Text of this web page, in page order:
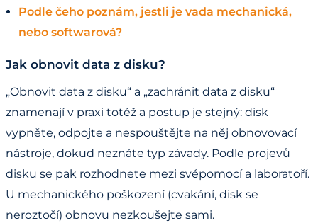
Podle čeho poznám, jestli je vada mechanická,
nebo softwarová?
Jak obnovit data z disku?
„Obnovit data z disku“ a „zachránit data z disku“
znamenají v praxi totéž a postup je stejný: disk
vypněte, odpojte a nespouštějte na něj obnovovací
nástroje, dokud neznáte typ závady. Podle projevů
disku se pak rozhodnete mezi svépomocí a laboratoří.
U mechanického poškození (cvakání, disk se
neroztočí) obnovu nezkoušejte sami.